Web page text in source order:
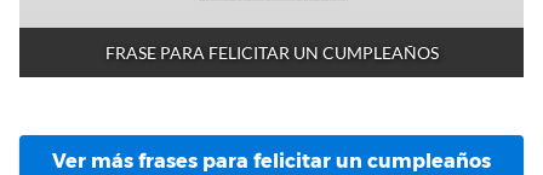
FRASE PARA FELICITAR UN CUMPLEAÑOS
Ver más frases para felicitar un cumpleaños